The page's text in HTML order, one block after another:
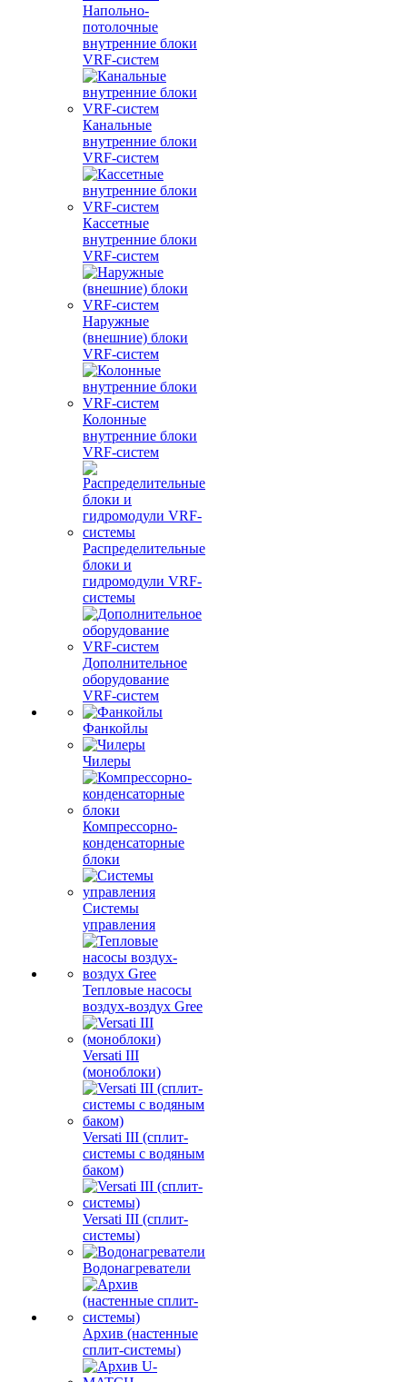
Напольно-
потолочные
внутренние блоки
VRF-систем
Канальные
внутренние блоки
VRF-систем
Кассетные
внутренние блоки
VRF-систем
Наружные
(внешние) блоки
VRF-систем
Колонные
внутренние блоки
VRF-систем
Распределительные
блоки и
гидромодули VRF-
системы
Дополнительное
оборудование
VRF-систем
Фанкойлы
Чилеры
Компрессорно-
конденсаторные
блоки
Системы
управления
Тепловые насосы
воздух-воздух Gree
Versati III
(моноблоки)
Versati III (сплит-
системы с водяным
баком)
Versati III (сплит-
системы)
Водонагреватели
Архив (настенные
сплит-системы)